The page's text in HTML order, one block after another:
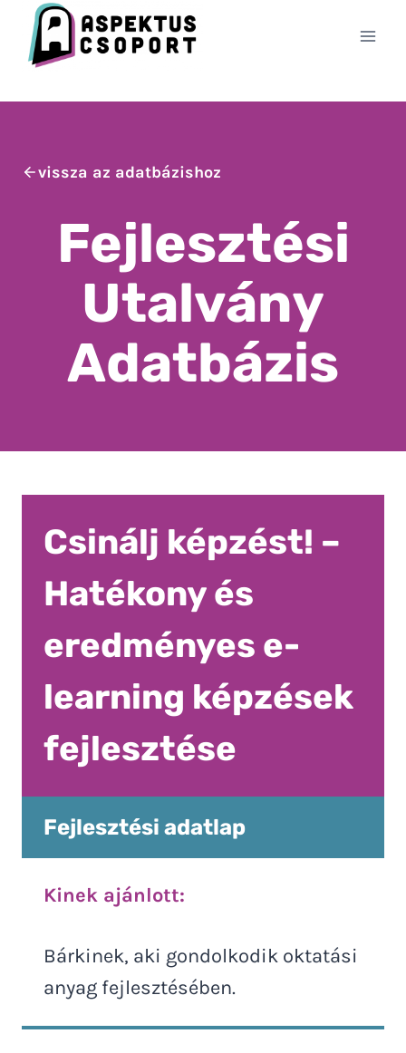
content
vissza az adatbázishoz
Fejlesztési
Utalvány
Adatbázis
Csinálj képzést! –
Hatékony és
eredményes e-
learning képzések
fejlesztése
Fejlesztési adatlap
Kinek ajánlott:
Bárkinek, aki gondolkodik oktatási
anyag fejlesztésében.